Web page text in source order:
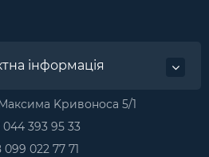
інформація
Kривоноса 5/1
044 393 95 33
099 022 77 71